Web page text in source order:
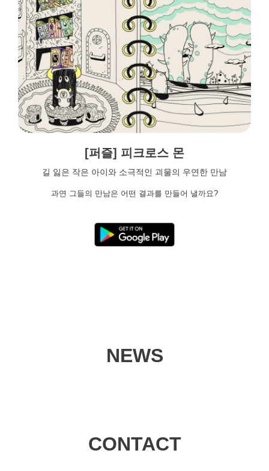
[퍼즐] 피크로스 몬
길 잃은 작은 아이와 소극적인 괴물의 우연한 만남
과연 그들의 만남은 어떤 결과를 만들어 낼까요?
NEWS
CONTACT